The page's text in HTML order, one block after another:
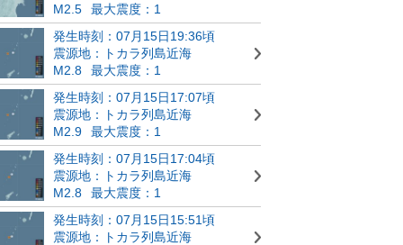
M2.5
最大震度：1
発生時刻：07月15日19:36頃
震源地：トカラ列島近海
M2.8
最大震度：1
発生時刻：07月15日17:07頃
震源地：トカラ列島近海
M2.9
最大震度：1
発生時刻：07月15日17:04頃
震源地：トカラ列島近海
M2.8
最大震度：1
発生時刻：07月15日15:51頃
震源地：トカラ列島近海